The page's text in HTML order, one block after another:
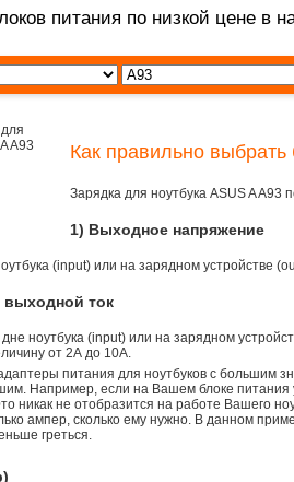
питания по низкой цене в
Как правильно выбрать
Зарядка для ноутбука ASUS A
1) Выходное напряжение
(input) или на зарядном устройстве
ток
ноутбука (input) или на зарядном
от 2А до 10A.
питания для ноутбуков с большим
Например, если на Вашем блоке
никак не отобразится на работе Вашего
ампер, сколько ему нужно. В данном
греться.